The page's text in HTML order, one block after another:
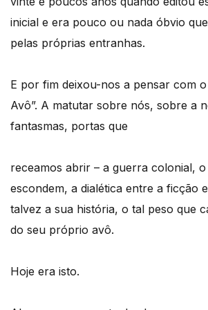
inicial e era pouco ou nada óbvio
pelas próprias entranhas.
E por fim deixou-nos a pensar com
Avô”. A matutar sobre nós, sobre a
fantasmas, portas que
receamos abrir – a guerra colonial, o
escondem, a dialética entre a ficção
talvez a sua história, o tal peso que
do seu próprio avô.
Hoje era isto.